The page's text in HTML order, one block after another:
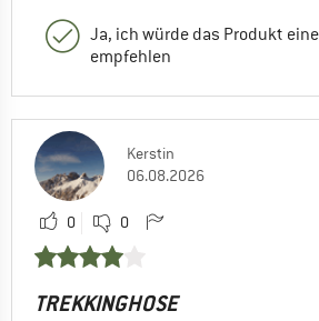
Ja, ich würde das Produkt
empfehlen
Kerstin
06.08.2026
0 0
TREKKINGHOSE